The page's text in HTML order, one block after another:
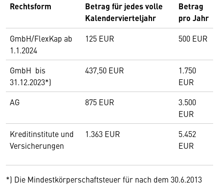
Rechtsform
Betrag für jedes volle
Kalendervierteljahr
Betrag
pro Jahr
GmbH/FlexKap ab
1.1.2024
125 EUR 500 EUR
GmbH bis
31.12.2023*)
437,50 EUR
1.750
EUR
AG
875 EUR
3.500
EUR
Kreditinstitute und
Versicherungen
1.363 EUR
5.452
EUR
*) Die Mindestkörperschaftsteuer für nach dem 30.6.2013